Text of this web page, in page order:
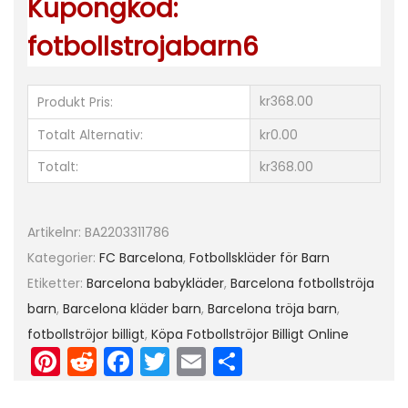
t
a
y
x
o
r
Kupongkod:
fotbollstrojabarn6
Produkt Pris:
kr368.00
Totalt Alternativ:
kr0.00
Totalt:
kr368.00
Artikelnr: BA2203311786
Kategorier: FC Barcelona, Fotbollskläder för Barn
Etiketter: Barcelona babykläder, Barcelona fotbollströja
barn, Barcelona kläder barn, Barcelona tröja barn,
fotbollströjor billigt, Köpa Fotbollströjor Billigt Online
Pi
nt
R
e
F
a
T
w
E
m